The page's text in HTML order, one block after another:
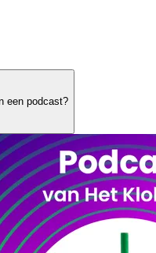
een podcast?